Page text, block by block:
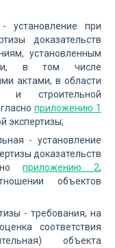
установление при
доказательств
установленным
в том числе
актами, в области
и строительной
приложению 1
экспертизы;
- установление
доказательств
приложению 2,
объектов
- требования, на
соответствия
объекта